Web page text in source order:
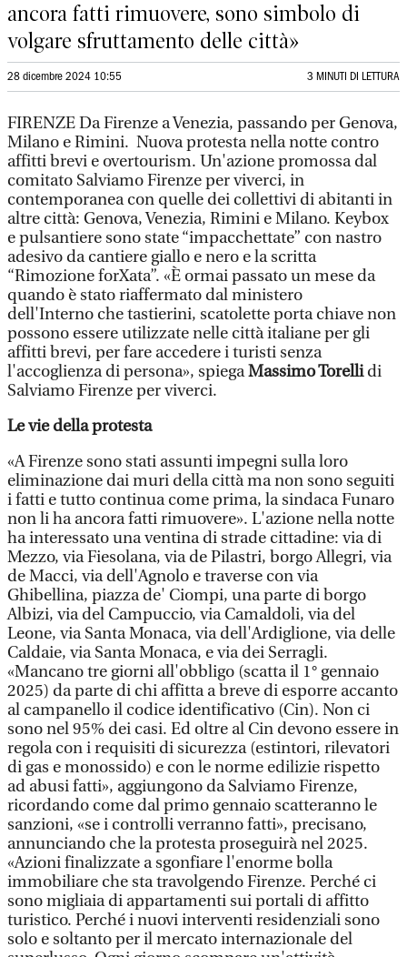
ancora fatti rimuovere, sono simbolo di
volgare sfruttamento delle città»
28 dicembre 2024 10:55 3 MINUTI DI LETTURA
FIRENZE Da Firenze a Venezia, passando per Genova,
Milano e Rimini. Nuova protesta nella notte contro
affitti brevi e overtourism. Un'azione promossa dal
comitato Salviamo Firenze per viverci, in
contemporanea con quelle dei collettivi di abitanti in
altre città: Genova, Venezia, Rimini e Milano. Keybox
e pulsantiere sono state “impacchettate” con nastro
adesivo da cantiere giallo e nero e la scritta
“Rimozione forXata”. «È ormai passato un mese da
quando è stato riaffermato dal ministero
dell'Interno che tastierini, scatolette porta chiave non
possono essere utilizzate nelle città italiane per gli
affitti brevi, per fare accedere i turisti senza
l'accoglienza di persona», spiegaMassimo Torellidi
Salviamo Firenze per viverci.
Le vie della protesta
«A Firenze sono stati assunti impegni sulla loro
eliminazione dai muri della città ma non sono seguiti
i fatti e tutto continua come prima, la sindaca Funaro
non li ha ancora fatti rimuovere». L'azione nella notte
ha interessato una ventina di strade cittadine: via di
Mezzo, via Fiesolana, via de Pilastri, borgo Allegri, via
de Macci, via dell'Agnolo e traverse con via
Ghibellina, piazza de' Ciompi, una parte di borgo
Albizi, via del Campuccio, via Camaldoli, via del
Leone, via Santa Monaca, via dell'Ardiglione, via delle
Caldaie, via Santa Monaca, e via dei Serragli.
«Mancano tre giorni all'obbligo (scatta il 1° gennaio
2025) da parte di chi affitta a breve di esporre accanto
al campanello il codice identificativo (Cin). Non ci
sono nel 95% dei casi. Ed oltre al Cin devono essere in
regola con i requisiti di sicurezza (estintori, rilevatori
di gas e monossido) e con le norme edilizie rispetto
ad abusi fatti», aggiungono da Salviamo Firenze,
ricordando come dal primo gennaio scatteranno le
sanzioni, «se i controlli verranno fatti», precisano,
annunciando che la protesta proseguirà nel 2025.
«Azioni finalizzate a sgonfiare l'enorme bolla
immobiliare che sta travolgendo Firenze. Perché ci
sono migliaia di appartamenti sui portali di affitto
turistico. Perché i nuovi interventi residenziali sono
solo e soltanto per il mercato internazionale del